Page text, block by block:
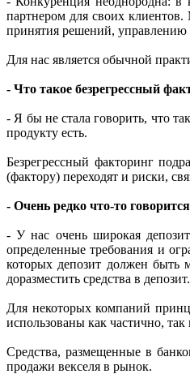
партнером для своих
принятия решений, управлению
Для нас является обычной
- Что такое безрегрессный
- Я бы не стала говорить, что
продукту есть.
Безрегрессный факторинг
(фактору) переходят и риски,
- Очень редко что-то
- У нас очень широкая
определенные требования и
которых депозит должен быть
доразместить средства в
Для некоторых компаний
использованы как частично,
Средства, размещенные в
продажи векселя в рынок.